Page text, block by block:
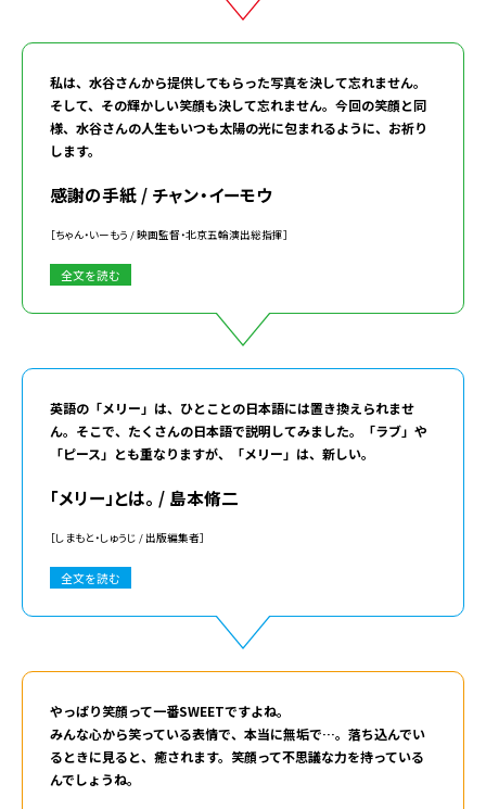
私は、水谷さんから提供してもらった写真を決して忘れません。
そして、その輝かしい笑顔も決して忘れません。今回の笑顔と同
様、水谷さんの人生もいつも太陽の光に包まれるように、お祈り
します。
感謝の手紙 / チャン・イーモウ
［ちゃん・いーもう / 映画監督・北京五輪演出総指揮］
全文を読む
英語の「メリー」は、ひとことの日本語には置き換えられませ
ん。そこで、たくさんの日本語で説明してみました。「ラブ」や
「ピース」とも重なりますが、「メリー」は、新しい。
「メリー」とは。 / 島本脩二
［しまもと・しゅうじ / 出版編集者］
全文を読む
やっぱり笑顔って一番SWEETですよね。
みんな心から笑っている表情で、本当に無垢で…。落ち込んでい
るときに見ると、癒されます。笑顔って不思議な力を持っている
んでしょうね。